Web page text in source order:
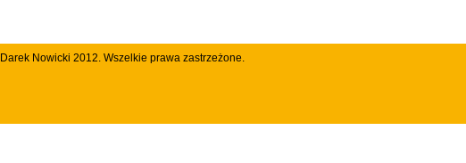
Darek Nowicki 2012. Wszelkie prawa zastrzeżone.